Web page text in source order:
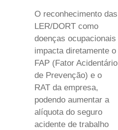
O reconhecimento das
LER/DORT como
doenças ocupacionais
impacta diretamente o
FAP (Fator Acidentário
de Prevenção) e o
RAT da empresa,
podendo aumentar a
alíquota do seguro
acidente de trabalho